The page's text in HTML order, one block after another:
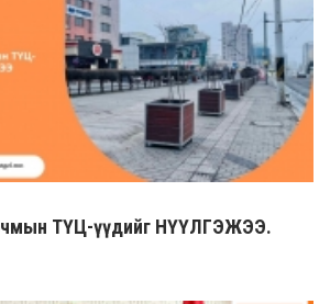
ТҮЦ-үүдийг НҮҮЛГЭЖЭЭ.